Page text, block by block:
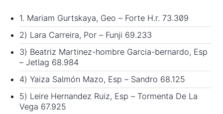
1. Mariam Gurtskaya, Geo – Forte H.r. 73.309
2) Lara Carreira, Por – Funji 69.233
3) Beatriz Martinez-hombre Garcia-bernardo, Esp
– Jetlag 68.984
4) Yaiza Salmón Mazo, Esp – Sandro 68.125
5) Leire Hernandez Ruiz, Esp – Tormenta De La
Vega 67.925